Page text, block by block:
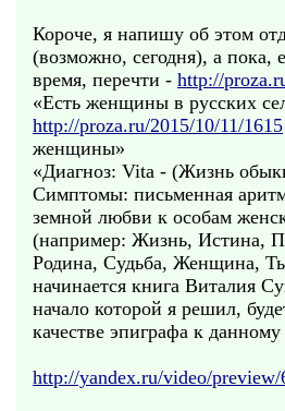
Короче, я напишу об этом
(возможно, сегодня), а пока,
время, перечти - http://
«Есть женщины в русских
http://proza.ru/2015/10/11/1615
женщины»
«Диагноз: Vita - (Жизнь
Симптомы: письменная
земной любви к особам
(например: Жизнь, Истина,
Родина, Судьба, Женщина,
начинается книга Виталия
начало которой я решил,
качестве эпиграфа к
http://yandex.ru/video/preview/